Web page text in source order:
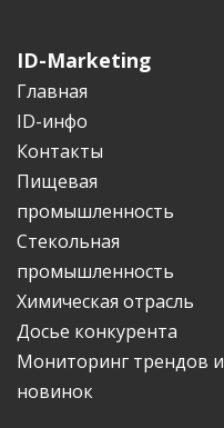
ID-Marketing
Главная
ID-инфо
Контакты
Пищевая
промышленность
Стекольная
промышленность
Химическая отрасль
Досье конкурента
Мониторинг трендов и
новинок